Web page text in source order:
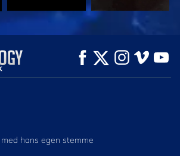
UDFORSK SERIEN
hans egen stemme